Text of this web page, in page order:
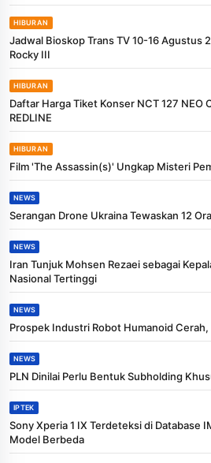
HIBURAN
Jadwal Bioskop Trans TV 10-16 Agustus
Rocky III
HIBURAN
Daftar Harga Tiket Konser NCT 127 NEO
REDLINE
HIBURAN
Film 'The Assassin(s)' Ungkap Misteri
NEWS
Serangan Drone Ukraina Tewaskan 12
NEWS
Iran Tunjuk Mohsen Rezaei sebagai
Nasional Tertinggi
NEWS
Prospek Industri Robot Humanoid Cerah,
NEWS
PLN Dinilai Perlu Bentuk Subholding
IPTEK
Sony Xperia 1 IX Terdeteksi di Database
Model Berbeda